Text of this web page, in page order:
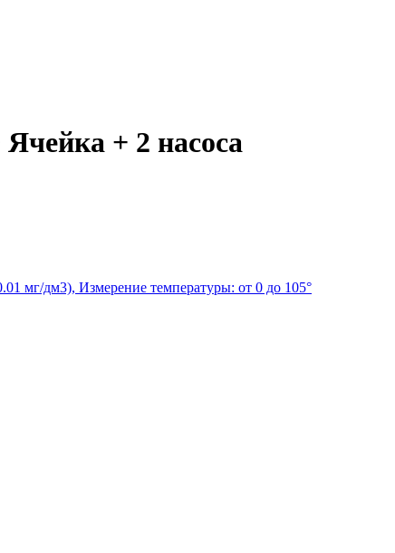
+ 2 насоса
мг/дм3), Измерение температуры: от 0 до 105°